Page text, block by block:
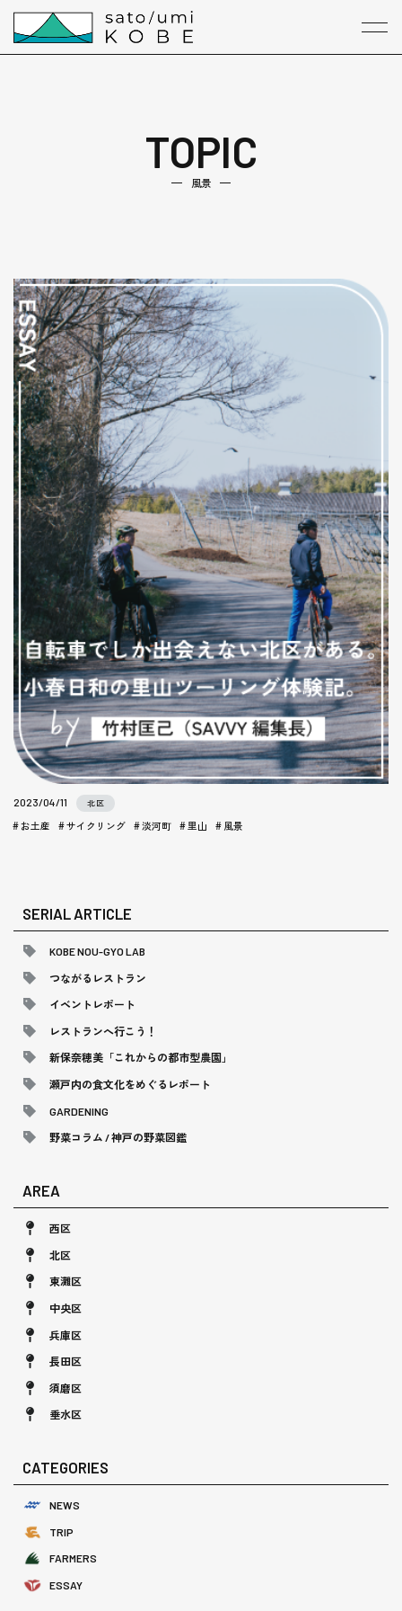
メニ
TOPIC
風景
2023/04/11 北区
お土産 サイクリング 淡河町 里山 風景
SERIAL ARTICLE
KOBE NOU-GYO LAB
つながるレストラン
イベントレポート
レストランへ行こう！
新保奈穂美「これからの都市型農園」
瀬戸内の食文化をめぐるレポート
GARDENING
野菜コラム / 神戸の野菜図鑑
AREA
西区
北区
東灘区
中央区
兵庫区
長田区
須磨区
垂水区
CATEGORIES
NEWS
TRIP
FARMERS
ESSAY